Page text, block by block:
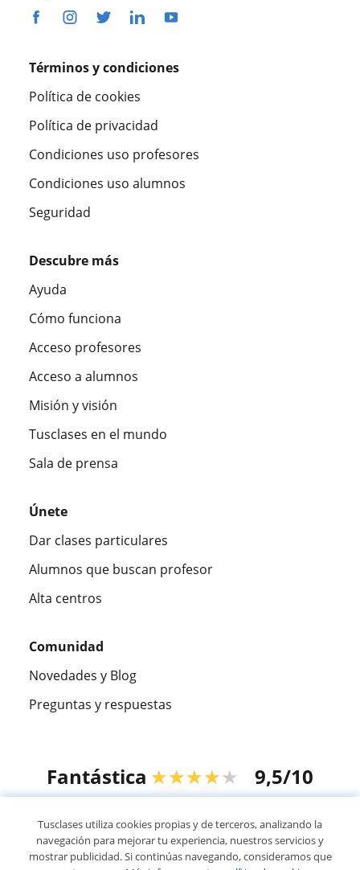
Términos y condiciones
Política de cookies
Política de privacidad
Condiciones uso profesores
Condiciones uso alumnos
Seguridad
Descubre más
Ayuda
Cómo funciona
Acceso profesores
Acceso a alumnos
Misión y visión
Tusclases en el mundo
Sala de prensa
Únete
Dar clases particulares
Alumnos que buscan profesor
Alta centros
Comunidad
Novedades y Blog
Preguntas y respuestas
Fantástica ★★★★★ 9,5/10
© 2007 - 2026 Tusclases.pe
Tusclases utiliza cookies propias y de terceros, analizando la
navegación para mejorar tu experiencia, nuestros servicios y
mostrar publicidad. Si continúas navegando, consideramos que